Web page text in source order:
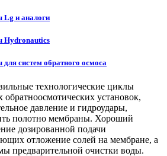
и аналоги
систем обратного осмоса
технологические циклы
установок,
давление и гидроудары,
полотно мембраны. Хороший
дозированной подачи
отложение солей на мембране, а
предварительной очистки воды.